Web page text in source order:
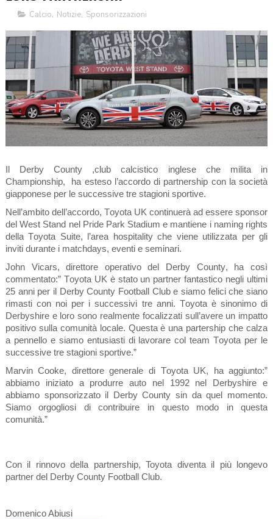
Calcio, Notizie, Sponsorizzazioni
Il Derby County ,club calcistico inglese che milita in
Championship, ha esteso l’accordo di partnership con la società
giapponese per le successive tre stagioni sportive.
Nell’ambito dell’accordo, Toyota UK continuerà ad essere sponsor
del West Stand nel Pride Park Stadium e mantiene i naming rights
della Toyota Suite, l’area hospitality che viene utilizzata per gli
inviti durante i matchdays, eventi e seminari.
John Vicars, direttore operativo del Derby County, ha così
commentato:” Toyota UK è stato un partner fantastico negli ultimi
25 anni per il Derby County Football Club e siamo felici che siano
rimasti con noi per i successivi tre anni. Toyota è sinonimo di
Derbyshire e loro sono realmente focalizzati sull’avere un impatto
positivo sulla comunità locale. Questa è una partership che calza
a pennello e siamo entusiasti di lavorare col team Toyota per le
successive tre stagioni sportive.”
Marvin Cooke, direttore generale di Toyota UK, ha aggiunto:”
abbiamo iniziato a produrre auto nel 1992 nel Derbyshire e
abbiamo sponsorizzato il Derby County sin da quel momento.
Siamo orgogliosi di contribuire in questo modo in questa
comunità.”
Con il rinnovo della partnership, Toyota diventa il più longevo
partner del Derby County Football Club.
Domenico Abiusi